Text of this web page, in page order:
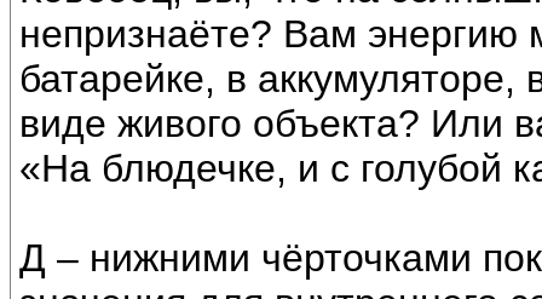
непризнаёте? Вам энергию
батарейке, в
виде живого объекта? Или
«На блюдечке, и с голубой
Д – нижними чёрточками